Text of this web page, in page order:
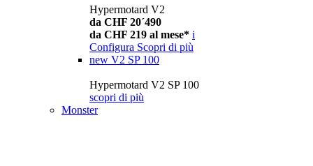
Hypermotard V2
da CHF 20´490
da CHF 219 al mese* i
Configura Scopri di più
new V2 SP 100
Hypermotard V2 SP 100
scopri di più
Monster